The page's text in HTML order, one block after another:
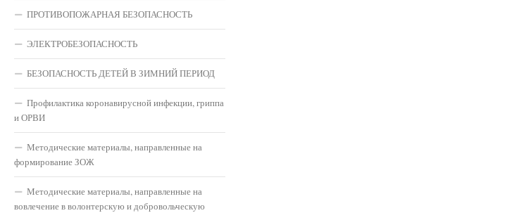
ПРОТИВОПОЖАРНАЯ БЕЗОПАСНОСТЬ
ЭЛЕКТРОБЕЗОПАСНОСТЬ
БЕЗОПАСНОСТЬ ДЕТЕЙ В ЗИМНИЙ ПЕРИОД
Профилактика коронавирусной инфекции, гриппа
и ОРВИ
Методические материалы, направленные на
формирование ЗОЖ
Методические материалы, направленные на
вовлечение в волонтерскую и добровольческую